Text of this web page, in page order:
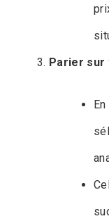
Parier sur